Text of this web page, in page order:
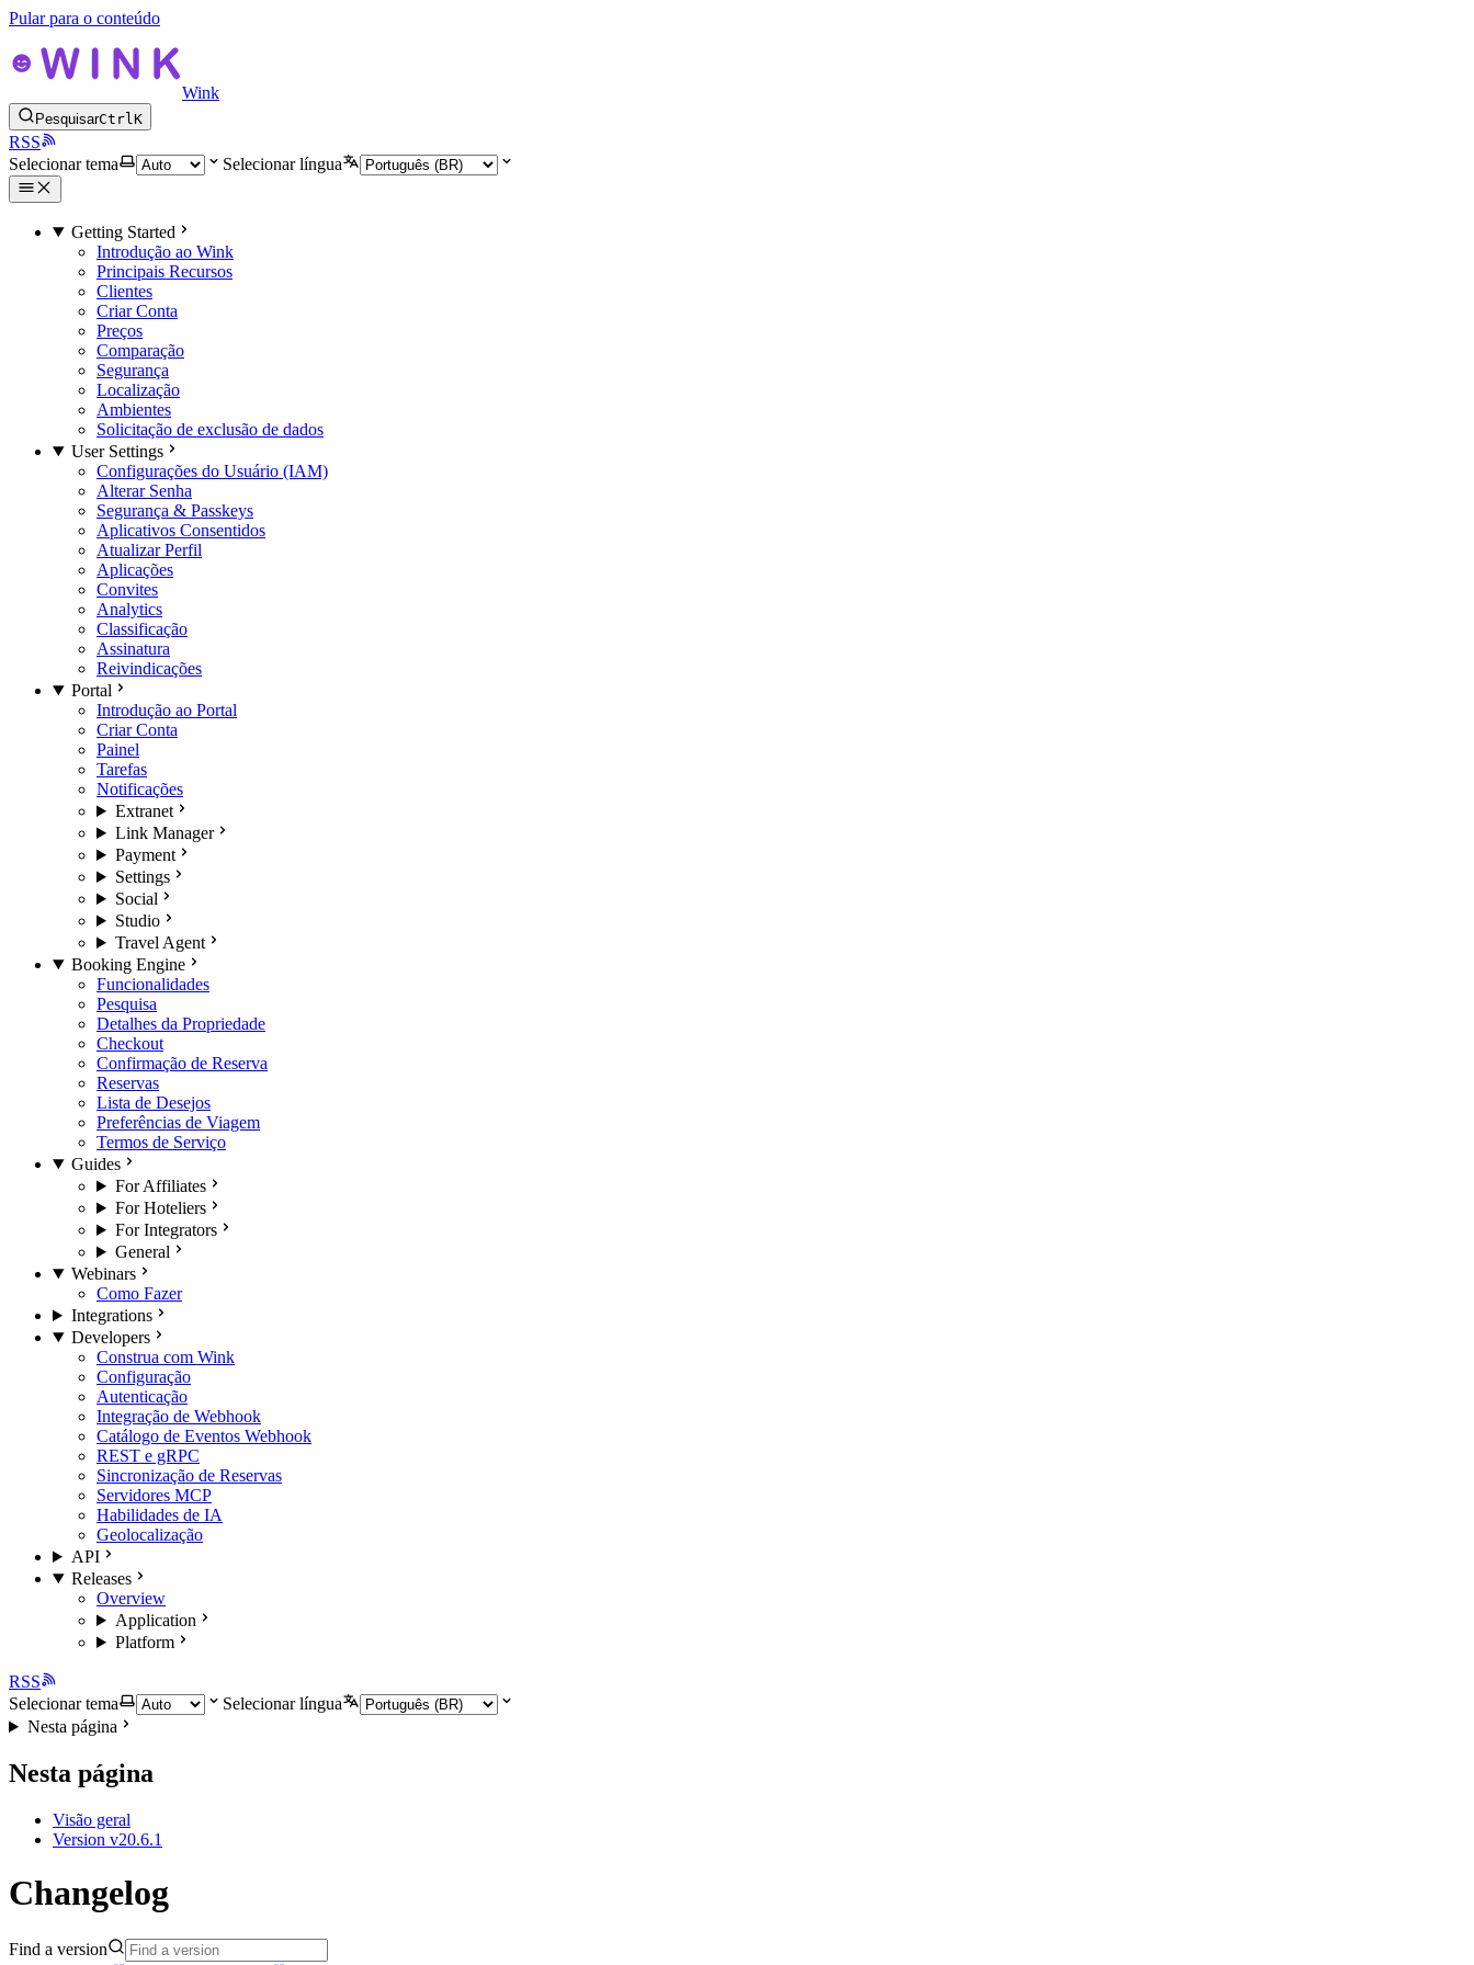
Pular para o conteúdo
Wink
PesquisarCtrlK
RSS
Selecionar tema
Selecionar língua
Getting Started
Introdução ao Wink
Principais Recursos
Clientes
Criar Conta
Preços
Comparação
Segurança
Localização
Ambientes
Solicitação de exclusão de dados
User Settings
Configurações do Usuário (IAM)
Alterar Senha
Segurança & Passkeys
Aplicativos Consentidos
Atualizar Perfil
Aplicações
Convites
Analytics
Classificação
Assinatura
Reivindicações
Portal
Introdução ao Portal
Criar Conta
Painel
Tarefas
Notificações
Extranet
Link Manager
Payment
Settings
Social
Studio
Travel Agent
Booking Engine
Funcionalidades
Pesquisa
Detalhes da Propriedade
Checkout
Confirmação de Reserva
Reservas
Lista de Desejos
Preferências de Viagem
Termos de Serviço
Guides
For Affiliates
For Hoteliers
For Integrators
General
Webinars
Como Fazer
Integrations
Developers
Construa com Wink
Configuração
Autenticação
Integração de Webhook
Catálogo de Eventos Webhook
REST e gRPC
Sincronização de Reservas
Servidores MCP
Habilidades de IA
Geolocalização
API
Releases
Overview
Application
Platform
RSS
Selecionar tema
Selecionar língua
Nesta página
Nesta página
Visão geral
Version v20.6.1
Changelog
Find a version